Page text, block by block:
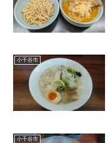
小千谷市
小千谷市